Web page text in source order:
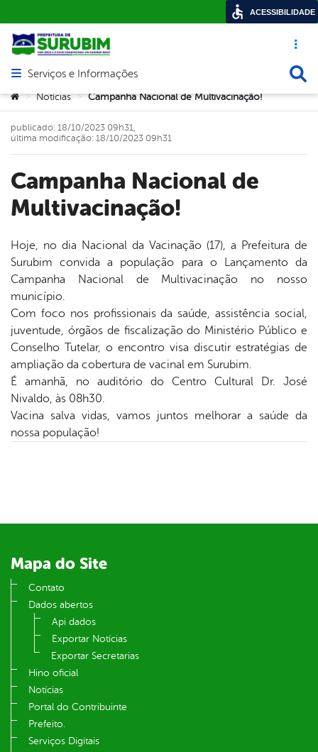
Acesso
Abrir menu principal de navegação
Serviços e Informações
Você está aqui:
> Notícias > Campanha Nacional de Multivacinação!
Campanha Nacional de
Multivacinação!
publicado: 18/10/2023 09h31,
última modificação: 18/10/2023 09h31
Hoje, no dia Nacional da Vacinação (17), a Prefeitura de
Surubim convida a população para o Lançamento da
Campanha Nacional de Multivacinação no nosso
município.
Com foco nos profissionais da saúde, assistência social,
juventude, órgãos de fiscalização do Ministério Público e
Conselho Tutelar, o encontro visa discutir estratégias de
ampliação da cobertura de vacinal em Surubim.
É amanhã, no auditório do Centro Cultural Dr. José
Nivaldo, às 08h30.
Vacina salva vidas, vamos juntos melhorar a saúde da
nossa população!
Mapa do Site
Contato
Dados abertos
Api dados
Exportar Notícias
Exportar Secretarias
Hino oficial
Notícias
Portal do Contribuinte
Prefeito.
Serviços Digitais
ACESSIBILIDADE